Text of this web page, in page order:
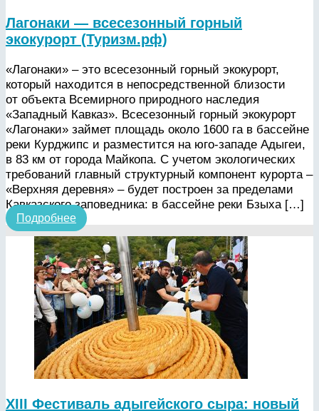
Лагонаки — всесезонный горный
экокурорт (Туризм.рф)
«Лагонаки» – это всесезонный горный экокурорт,
который находится в непосредственной близости
от объекта Всемирного природного наследия
«Западный Кавказ». Всесезонный горный экокурорт
«Лагонаки» займет площадь около 1600 га в бассейне
реки Курджипс и разместится на юго-западе Адыгеи,
в 83 км от города Майкопа. С учетом экологических
требований главный структурный компонент курорта –
«Верхняя деревня» – будет построен за пределами
Кавказского заповедника: в бассейне реки Бзыха […]
Подробнее
XIII Фестиваль адыгейского сыра: новый